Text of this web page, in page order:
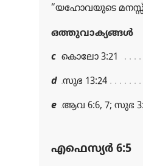
“യഹോ​വ​യു​ടെ
ഒത്തുവാക്യങ്ങള്‍
c കൊലോ 3:21
d സുഭ 13:24
e ആവ 6:6, 7; സുഭ
എഫെസ്യർ 6:5